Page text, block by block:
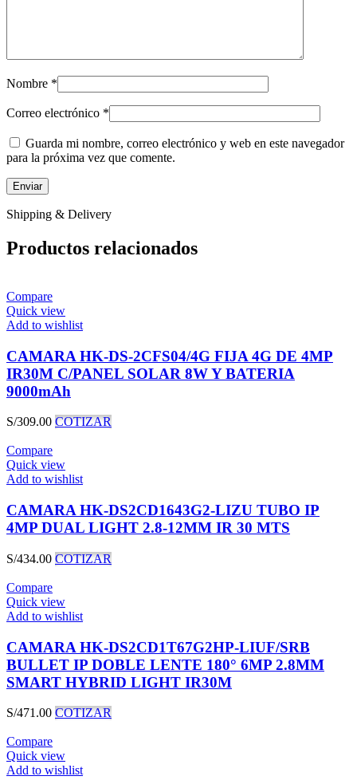
Nombre *
Correo electrónico *
Guarda mi nombre, correo electrónico y web en este navegador
para la próxima vez que comente.
Shipping & Delivery
Productos relacionados
Compare
Quick view
Add to wishlist
CAMARA HK-DS-2CFS04/4G FIJA 4G DE 4MP
IR30M C/PANEL SOLAR 8W Y BATERIA
9000mAh
S/309.00 COTIZAR
Compare
Quick view
Add to wishlist
CAMARA HK-DS2CD1643G2-LIZU TUBO IP
4MP DUAL LIGHT 2.8-12MM IR 30 MTS
S/434.00 COTIZAR
Compare
Quick view
Add to wishlist
CAMARA HK-DS2CD1T67G2HP-LIUF/SRB
BULLET IP DOBLE LENTE 180° 6MP 2.8MM
SMART HYBRID LIGHT IR30M
S/471.00 COTIZAR
Compare
Quick view
Add to wishlist